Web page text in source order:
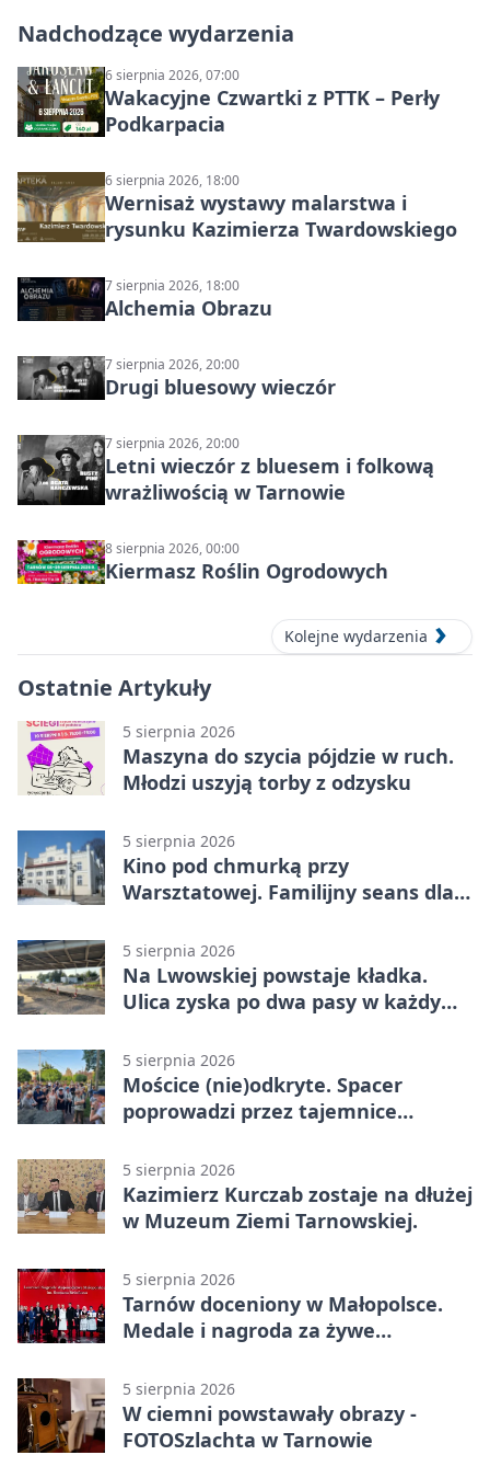
Nadchodzące wydarzenia
6 sierpnia 2026, 07:00
Wakacyjne Czwartki z PTTK – Perły
Podkarpacia
6 sierpnia 2026, 18:00
Wernisaż wystawy malarstwa i
rysunku Kazimierza Twardowskiego
7 sierpnia 2026, 18:00
Alchemia Obrazu
7 sierpnia 2026, 20:00
Drugi bluesowy wieczór
7 sierpnia 2026, 20:00
Letni wieczór z bluesem i folkową
wrażliwością w Tarnowie
8 sierpnia 2026, 00:00
Kiermasz Roślin Ogrodowych
Kolejne wydarzenia
Ostatnie Artykuły
5 sierpnia 2026
Maszyna do szycia pójdzie w ruch.
Młodzi uszyją torby z odzysku
5 sierpnia 2026
Kino pod chmurką przy
Warsztatowej. Familijny seans dla
5 sierpnia 2026
Na Lwowskiej powstaje kładka.
Ulica zyska po dwa pasy w każdym
5 sierpnia 2026
Mościce (nie)odkryte. Spacer
poprowadzi przez tajemnice
5 sierpnia 2026
Kazimierz Kurczab zostaje na dłużej
w Muzeum Ziemi Tarnowskiej.
5 sierpnia 2026
Tarnów doceniony w Małopolsce.
Medale i nagroda za żywe
5 sierpnia 2026
W ciemni powstawały obrazy -
FOTOSzlachta w Tarnowie